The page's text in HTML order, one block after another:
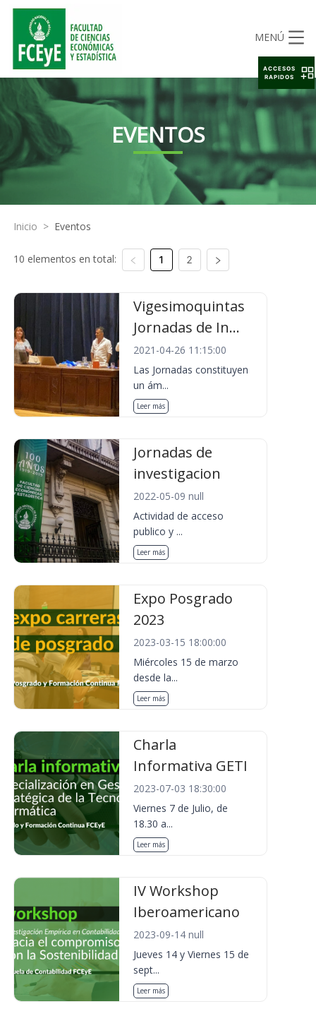
MENÚ
EVENTOS
Inicio > Eventos
10 elementos en total: 1 2
Vigesimoquintas
Jornadas de In...
2021-04-26 11:15:00
Las Jornadas constituyen
un ám...
Leer más
Jornadas de
investigacion
2022-05-09 null
Actividad de acceso
publico y ...
Leer más
Expo Posgrado
2023
2023-03-15 18:00:00
Miércoles 15 de marzo
desde la...
Leer más
Charla
Informativa GETI
2023-07-03 18:30:00
Viernes 7 de Julio, de
18.30 a...
Leer más
IV Workshop
Iberoamericano
2023-09-14 null
Jueves 14 y Viernes 15 de
sept...
Leer más
ACCESOS
RAPIDOS